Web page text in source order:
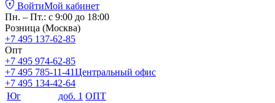
ВойтиМой кабинет
Пн. – Пт.: с 9:00 до 18:00
Розница (Москва)
+7 495 137-62-85
Опт
+7 495 974-62-85
+7 495 785-11-41Центральный офис
+7 495 134-42-64
Юг
доб. 1 ОПТ